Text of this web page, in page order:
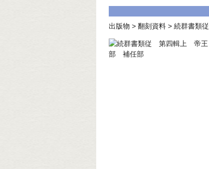
出版物 > 翻刻資料 > 続群書類従